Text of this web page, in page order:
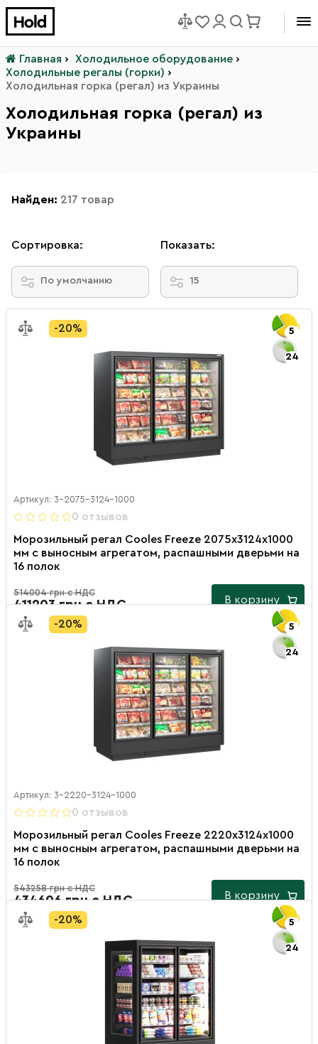
Главная › Холодильное оборудование ›
Холодильные регалы (горки) ›
Холодильная горка (регал) из Украины
Холодильная горка (регал) из
Украины
Найден: 217 товар
Сортировка:
По умолчанию
Показать:
15
5
24
-20%
Артикул: 3-2075-3124-1000
0 отзывов
Морозильный регал Cooles Freeze 2075х3124х1000
мм с выносным агрегатом, распашными дверьми на
16 полок
514004 грн с НДС
411203 грн с НДС В корзину
5
24
-20%
Артикул: 3-2220-3124-1000
0 отзывов
Морозильный регал Cooles Freeze 2220х3124х1000
мм с выносным агрегатом, распашными дверьми на
16 полок
543258 грн с НДС
434606 грн с НДС В корзину
5
24
-20%